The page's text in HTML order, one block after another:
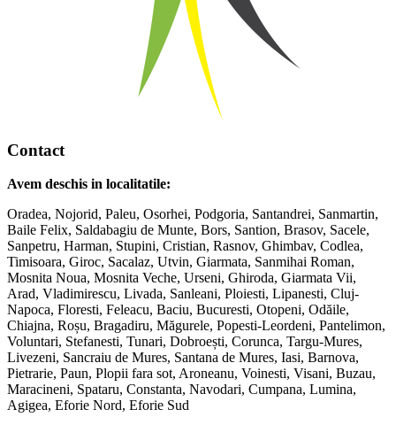
Contact
Avem deschis in localitatile:
Oradea, Nojorid, Paleu, Osorhei, Podgoria, Santandrei, Sanmartin,
Baile Felix, Saldabagiu de Munte, Bors, Santion, Brasov, Sacele,
Sanpetru, Harman, Stupini, Cristian, Rasnov, Ghimbav, Codlea,
Timisoara, Giroc, Sacalaz, Utvin, Giarmata, Sanmihai Roman,
Mosnita Noua, Mosnita Veche, Urseni, Ghiroda, Giarmata Vii,
Arad, Vladimirescu, Livada, Sanleani, Ploiesti, Lipanesti, Cluj-
Napoca, Floresti, Feleacu, Baciu, Bucuresti, Otopeni, Odăile,
Chiajna, Roșu, Bragadiru, Măgurele, Popesti-Leordeni, Pantelimon,
Voluntari, Stefanesti, Tunari, Dobroești, Corunca, Targu-Mures,
Livezeni, Sancraiu de Mures, Santana de Mures, Iasi, Barnova,
Pietrarie, Paun, Plopii fara sot, Aroneanu, Voinesti, Visani, Buzau,
Maracineni, Spataru, Constanta, Navodari, Cumpana, Lumina,
Agigea, Eforie Nord, Eforie Sud